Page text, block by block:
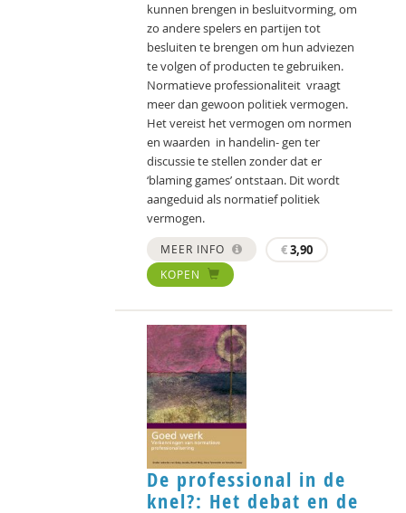
kunnen brengen in besluitvorming, om
zo andere spelers en partijen tot
besluiten te brengen om hun adviezen
te volgen of producten te gebruiken.
Normatieve professionaliteit vraagt
meer dan gewoon politiek vermogen.
Het vereist het vermogen om normen
en waarden in handelin- gen ter
discussie te stellen zonder dat er
‘blaming games’ ontstaan. Dit wordt
aangeduid als normatief politiek
vermogen.
MEER INFO €3,90
KOPEN
De professional in de
knel?: Het debat en de